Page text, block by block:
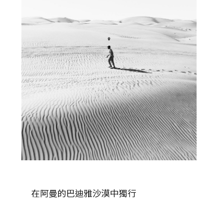
在阿曼的巴迪雅沙漠中獨行